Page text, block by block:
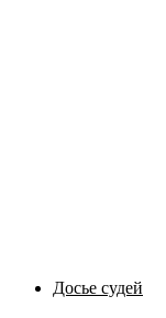
Досье судей